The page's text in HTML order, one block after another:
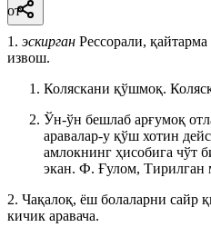
от
1. эскирган Рессорали,
извош.
Коляскани қўшмоқ.
Ўн-ўн бешлаб арғумоқ
аравалар-у қўш хотин
амлокнинг ҳисобига чўт
экан. Ф. Ғулом, Тирилган
2. Чақалоқ, ёш болаларни сайр
кичик аравача.